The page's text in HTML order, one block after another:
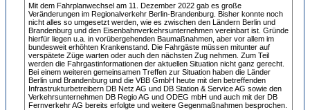
Mit dem Fahrplanwechsel am 11. Dezember 2022 gab es große
Veränderungen im Regionalverkehr Berlin-Brandenburg. Bisher konnte noch
nicht alles so umgesetzt werden, wie es zwischen den Ländern Berlin und
Brandenburg und den Eisenbahnverkehrsunternehmen vereinbart ist. Gründe
hierfür liegen u.a. in vorübergehenden Baumaßnahmen, aber vor allem im
bundesweit erhöhten Krankenstand. Die Fahrgäste müssen mitunter auf
verspätete Züge warten oder auch den nächsten Zug nehmen. Zum Teil
werden die Fahrgastinformationen der aktuellen Situation nicht ganz gerecht.
Bei einem weiteren gemeinsamen Treffen zur Situation haben die Länder
Berlin und Brandenburg und die VBB GmbH heute mit den betreffenden
Infrastrukturbetreibern DB Netz AG und DB Station & Service AG sowie den
Verkehrsunternehmen DB Regio AG und ODEG mbH und auch mit der DB
Fernverkehr AG bereits erfolgte und weitere Gegenmaßnahmen besprochen.